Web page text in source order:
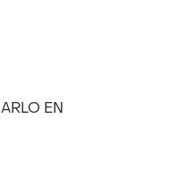
EN